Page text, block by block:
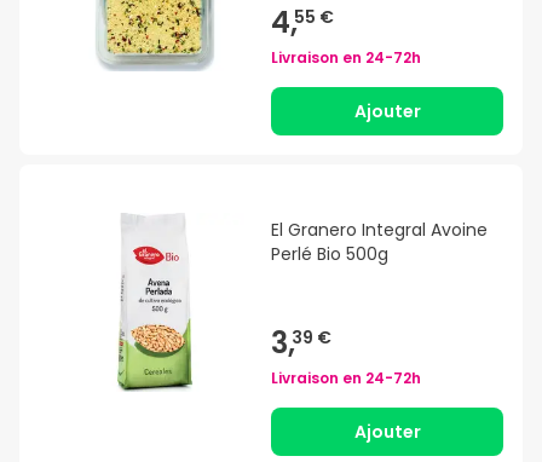
4,55 €
Livraison en 24-72h
Ajouter
El Granero Integral Avoine
Perlé Bio 500g
3,39 €
Livraison en 24-72h
Ajouter